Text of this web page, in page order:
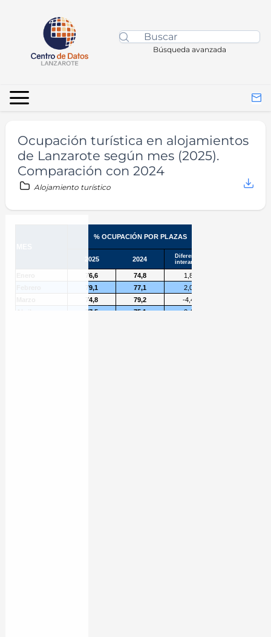
Búsqueda avanzada
Ocupación turística en alojamientos
de Lanzarote según mes (2025).
Comparación con 2024
Alojamiento turístico